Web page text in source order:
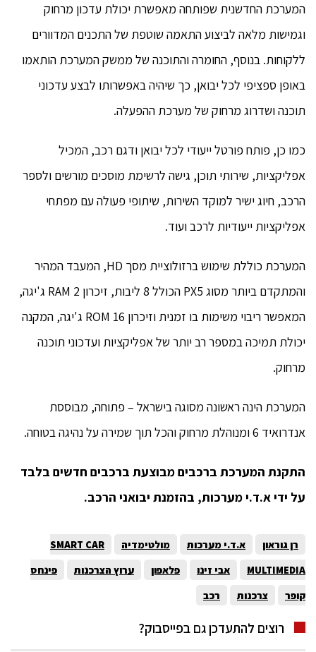
המערכת החדשנית שפותחה מאפשרת יכולת עדכון מרחוק
וגמישות מלאה לביצוע התאמה שוטפת של התכנים המדוורים
ללקוחות. בנוסף, החומרה והתוכנה של ממשק המערכת הותאמו
באופן ספציפי לכל יבואן, כך שיהיה באפשרותו לבצע עדכוני
תוכנה ושדרוג מרחוק של מערכת ההפעלה.
כמו כן, פותח פורטל ייעודי לכל יבואן ודגם רכב, המכיל
אפליקציות, שירותי תוכן, גישה לרשימת מוסכים מורשים ולספר
הרכב, חיוג ישיר למוקד השירות, שיתופי פעולה עם מפתחי
אפליקציות ייעודיות לרכב ועוד.
המערכת כוללת שימוש ברזולוציית מסך HD, המעבד המהיר
והמתקדם ביותר מסוג PX5 הכולל 8 ליבות, זיכרון RAM 2 ג'יגה,
המאפשר ריבוי משימות בו זמנית וזיכרון ROM 16 ג'יגה, המקנה
יכולת תמיכה במספר רב יותר של אפליקציות ועדכוני תוכנה
מרחוק.
המערכת הינה ראשונה מסוגה בישראל – פתוחה, מבוססת
אנדרואיד 6 ומנוהלת מרחוק והכל תוך שמירה על נהיגה בטוחה.
התקנת המערכת ברכבים מבוצעת ברכבים חדשים בלבד
על ידי א.ד.י מערכות, בהזמנת יבואני הרכב.
רן גוראון א.ד.י מערכות מולטימדיה
SMART CAR
MULTIMEDIA
אבי זינו פלאפון ערוץ הצרכנות
פינחס
קופר
צרכנות רכב
רוצים להתעדכן גם בפייסבוק?